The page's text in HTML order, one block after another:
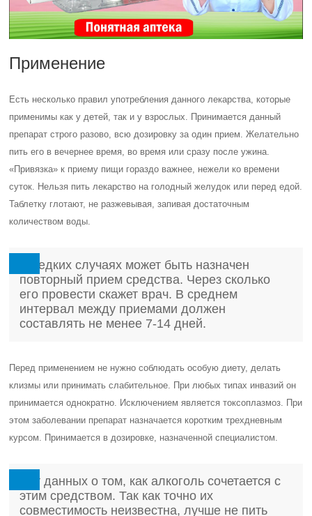
Применение
Есть несколько правил употребления данного лекарства, которые
применимы как у детей, так и у взрослых. Принимается данный
препарат строго разово, всю дозировку за один прием. Желательно
пить его в вечернее время, во время или сразу после ужина.
«Привязка» к приему пищи гораздо важнее, нежели ко времени
суток. Нельзя пить лекарство на голодный желудок или перед едой.
Таблетку глотают, не разжевывая, запивая достаточным
количеством воды.
В редких случаях может быть назначен
повторный прием средства. Через сколько
его провести скажет врач. В среднем
интервал между приемами должен
составлять не менее 7-14 дней.
Перед применением не нужно соблюдать особую диету, делать
клизмы или принимать слабительное. При любых типах инвазий он
принимается однократно. Исключением является токсоплазмоз. При
этом заболевании препарат назначается коротким трехдневным
курсом. Принимается в дозировке, назначенной специалистом.
Нет данных о том, как алкоголь сочетается с
этим средством. Так как точно их
совместимость неизвестна, лучше не пить